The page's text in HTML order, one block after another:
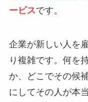
ービスです。
企業が新しい人を
り複雑です。何を
か、どこでその候
にしてその人が本